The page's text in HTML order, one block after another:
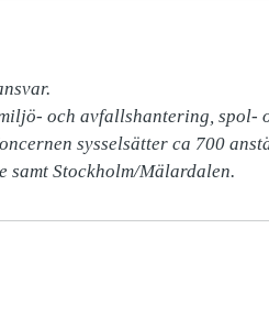
och avfallshantering, spol-
sysselsätter ca 700
samt Stockholm/Mälardalen.